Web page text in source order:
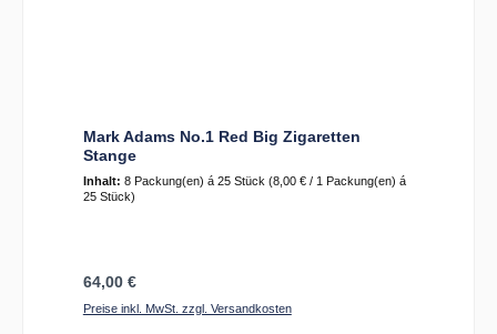
Mark Adams No.1 Red Big Zigaretten
Stange
Inhalt: 8 Packung(en) á 25 Stück (8,00 € / 1 Packung(en) á
25 Stück)
Regulärer Preis:
64,00 €
Preise inkl. MwSt. zzgl. Versandkosten